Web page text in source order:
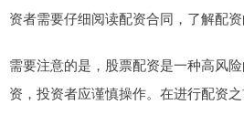
资者需要仔细阅读配资合同，了解配
需要注意的是，股票配资是一种高风
资，投资者应谨慎操作。在进行配资